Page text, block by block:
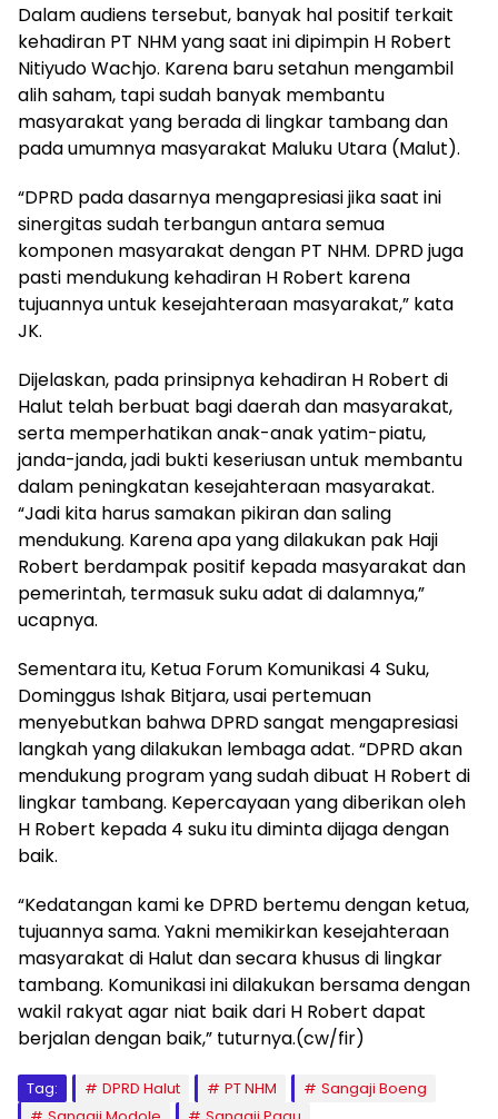
Dalam audiens tersebut, banyak hal positif terkait
kehadiran PT NHM yang saat ini dipimpin H Robert
Nitiyudo Wachjo. Karena baru setahun mengambil
alih saham, tapi sudah banyak membantu
masyarakat yang berada di lingkar tambang dan
pada umumnya masyarakat Maluku Utara (Malut).
“DPRD pada dasarnya mengapresiasi jika saat ini
sinergitas sudah terbangun antara semua
komponen masyarakat dengan PT NHM. DPRD juga
pasti mendukung kehadiran H Robert karena
tujuannya untuk kesejahteraan masyarakat,” kata
JK.
Dijelaskan, pada prinsipnya kehadiran H Robert di
Halut telah berbuat bagi daerah dan masyarakat,
serta memperhatikan anak-anak yatim-piatu,
janda-janda, jadi bukti keseriusan untuk membantu
dalam peningkatan kesejahteraan masyarakat.
“Jadi kita harus samakan pikiran dan saling
mendukung. Karena apa yang dilakukan pak Haji
Robert berdampak positif kepada masyarakat dan
pemerintah, termasuk suku adat di dalamnya,”
ucapnya.
Sementara itu, Ketua Forum Komunikasi 4 Suku,
Dominggus Ishak Bitjara, usai pertemuan
menyebutkan bahwa DPRD sangat mengapresiasi
langkah yang dilakukan lembaga adat. “DPRD akan
mendukung program yang sudah dibuat H Robert di
lingkar tambang. Kepercayaan yang diberikan oleh
H Robert kepada 4 suku itu diminta dijaga dengan
baik.
“Kedatangan kami ke DPRD bertemu dengan ketua,
tujuannya sama. Yakni memikirkan kesejahteraan
masyarakat di Halut dan secara khusus di lingkar
tambang. Komunikasi ini dilakukan bersama dengan
wakil rakyat agar niat baik dari H Robert dapat
berjalan dengan baik,” tuturnya.(cw/fir)
Tag: DPRD Halut PT NHM
Sangaji Boeng